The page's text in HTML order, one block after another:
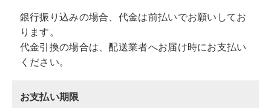
銀行振り込みの場合、代金は前払いでお願いしてお
ります。
代金引換の場合は、配送業者へお届け時にお支払い
ください。
お支払い期限